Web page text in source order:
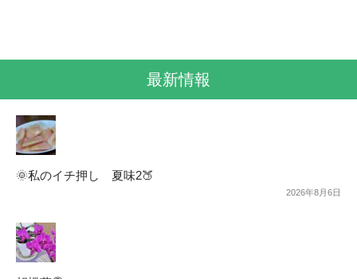
最新情報
🌞私のイチ押し 夏味2🍑
2026年8月6日